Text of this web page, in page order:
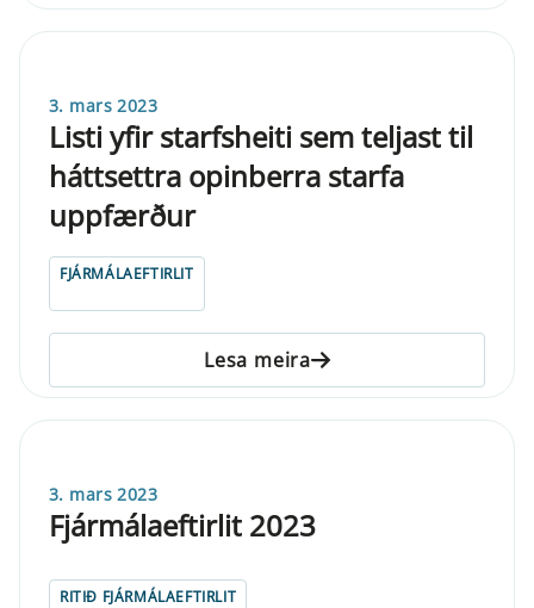
3. mars 2023
Listi yfir starfsheiti sem teljast til
háttsettra opinberra starfa
uppfærður
FJÁRMÁLAEFTIRLIT
Lesa meira
3. mars 2023
Fjármálaeftirlit 2023
RITIÐ FJÁRMÁLAEFTIRLIT